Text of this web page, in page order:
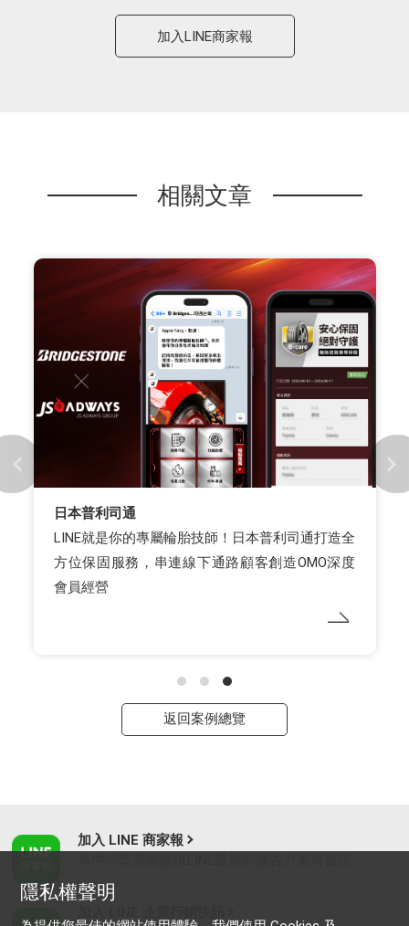
加入LINE商家報
相關文章
日本普利司通
LINE就是你的專屬輪胎技師！日本普利司通打造全
方位保固服務，串連線下通路顧客創造OMO深度
會員經營
返回案例總覽
加入 LINE 商家報
隱私權聲明